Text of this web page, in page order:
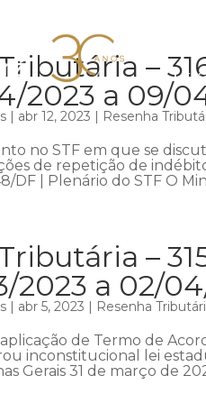
–
2023 a 09/
| abr 12, 2023 | Resenha
no STF em que se
de repetição de
DF | Plenário do STF O
–
2023 a 02/
| abr 5, 2023 | Resenha
de Termo de
inconstitucional lei
Gerais 31 de março de